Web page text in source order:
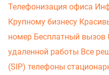
Телефонизация офиса
Крупному бизнесу
номер Бесплатный вызов
удаленной работы Все
(SIP) телефоны